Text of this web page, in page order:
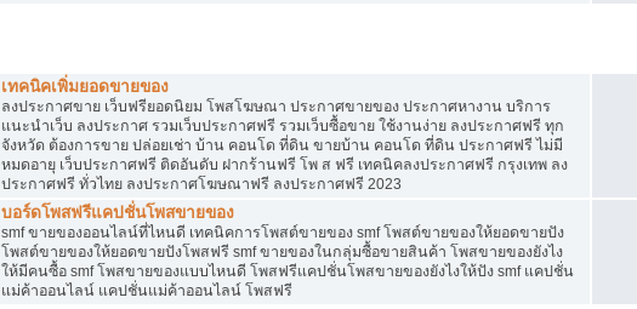
เทคนิคเพิ่มยอดขายของ
ลงประกาศขาย เว็บฟรียอดนิยม โพสโฆษณา ประกาศขายของ ประกาศหางาน บริการ
แนะนำเว็บ ลงประกาศ รวมเว็บประกาศฟรี รวมเว็บซื้อขาย ใช้งานง่าย ลงประกาศฟรี ทุก
จังหวัด ต้องการขาย ปล่อยเช่า บ้าน คอนโด ที่ดิน ขายบ้าน คอนโด ที่ดิน ประกาศฟรี ไม่มี
หมดอายุ เว็บประกาศฟรี ติดอันดับ ฝากร้านฟรี โพ ส ฟรี เทคนิคลงประกาศฟรี กรุงเทพ ลง
ประกาศฟรี ทั่วไทย ลงประกาศโฆษณาฟรี ลงประกาศฟรี 2023
บอร์ดโพสฟรีแคปชั่นโพสขายของ
smf ขายของออนไลน์ที่ไหนดี เทคนิคการโพสต์ขายของ smf โพสต์ขายของให้ยอดขายปัง
โพสต์ขายของให้ยอดขายปังโพสฟรี smf ขายของในกลุ่มซื้อขายสินค้า โพสขายของยังไง
ให้มีคนซื้อ smf โพสขายของแบบไหนดี โพสฟรีแคปชั่นโพสขายของยังไงให้ปัง smf แคปชั่น
แม่ค้าออนไลน์ แคปชั่นแม่ค้าออนไลน์ โพสฟรี